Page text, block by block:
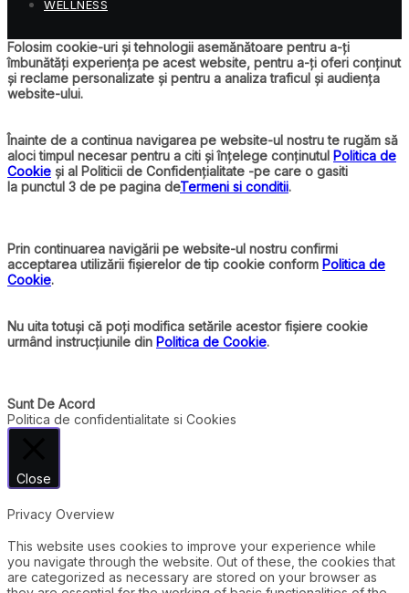
WELLNESS
Folosim cookie-uri și tehnologii asemănătoare pentru a-ți
îmbunătăți experiența pe acest website, pentru a-ți oferi conținut
și reclame personalizate și pentru a analiza traficul și audiența
website-ului.
Înainte de a continua navigarea pe website-ul nostru te rugăm să
aloci timpul necesar pentru a citi și înțelege conținutul Politica de
Cookie și al Politicii de Confidențialitate -pe care o gasiti
la punctul 3 de pe pagina deTermeni si conditii.
Prin continuarea navigării pe website-ul nostru confirmi
acceptarea utilizării fișierelor de tip cookie conform Politica de
Cookie.
Nu uita totuși că poți modifica setările acestor fișiere cookie
urmând instrucțiunile din Politica de Cookie.
Sunt De Acord
Politica de confidentialitate si Cookies
Close
Privacy Overview
This website uses cookies to improve your experience while
you navigate through the website. Out of these, the cookies that
are categorized as necessary are stored on your browser as